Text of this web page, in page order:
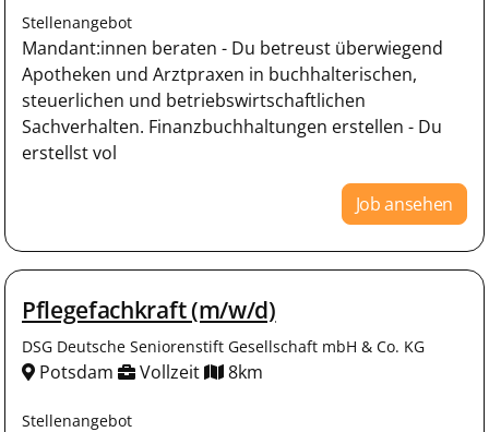
Stellenangebot
Mandant:innen beraten - Du betreust überwiegend
Apotheken und Arztpraxen in buchhalterischen,
steuerlichen und betriebswirtschaftlichen
Sachverhalten. Finanzbuchhaltungen erstellen - Du
erstellst vol
Job ansehen
Pflegefachkraft (m/w/d)
DSG Deutsche Seniorenstift Gesellschaft mbH & Co. KG
Potsdam Vollzeit 8km
Stellenangebot